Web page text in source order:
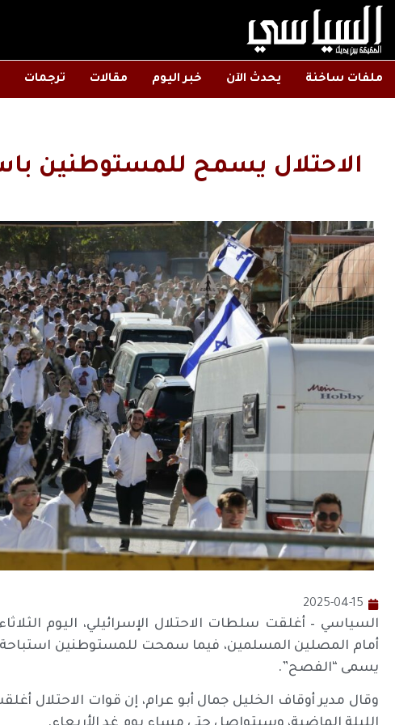
ملفات ساخنة يحدث الآن خبر اليوم مقالات ترجمات
الاحتلال يسمح للمستوطنين
2025-04-15
السياسي – أغلقت سلطات الاحتلال الإسرائيلي، اليوم
أمام المصلين المسلمين، فيما سمحت للمستوطنين استباحة
يسمى “الفصح”.
وقال مدير أوقاف الخليل جمال أبو عرام، إن قوات الاحتلال